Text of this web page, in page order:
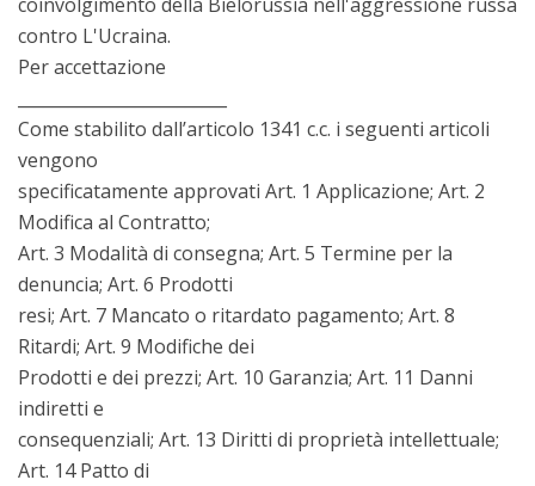
contro L'Ucraina.
Per accettazione
Come stabilito dall’articolo 1341 c.c. i seguenti articoli
vengono
specificatamente approvati Art. 1 Applicazione; Art. 2
Modifica al Contratto;
Art. 3 Modalità di consegna; Art. 5 Termine per la
denuncia; Art. 6 Prodotti
resi; Art. 7 Mancato o ritardato pagamento; Art. 8
Ritardi; Art. 9 Modifiche dei
Prodotti e dei prezzi; Art. 10 Garanzia; Art. 11 Danni
indiretti e
consequenziali; Art. 13 Diritti di proprietà intellettuale;
Art. 14 Patto di